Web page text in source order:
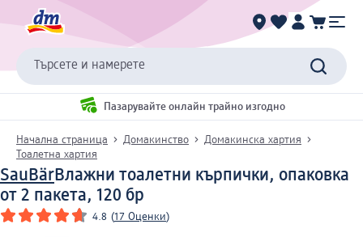
Търсете и намерете
Пазарувайте онлайн трайно изгодно
Начална страница Домакинство
Домакинска хартия
Тоалетна хартия
SauBärВлажни тоалетни кърпички, опаковка
от 2 пакета, 120 бр
4.8 (17 Оценки)